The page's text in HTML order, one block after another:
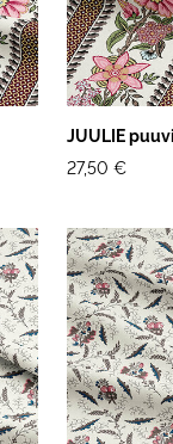
JUULIE
27,50 €